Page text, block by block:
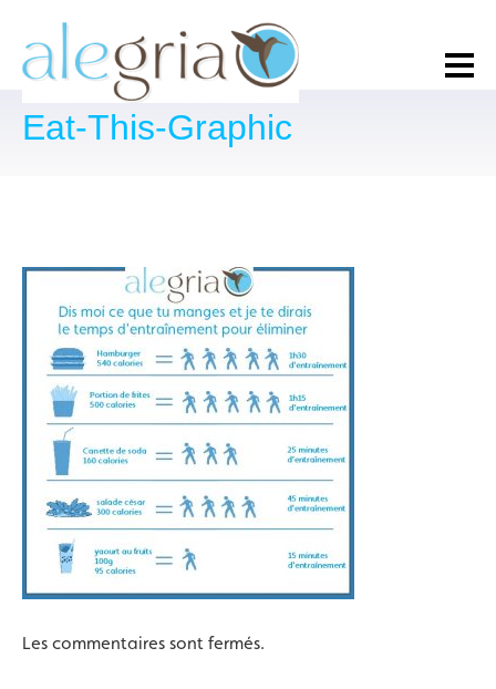
Eat-This-Graphic
Les commentaires sont fermés.